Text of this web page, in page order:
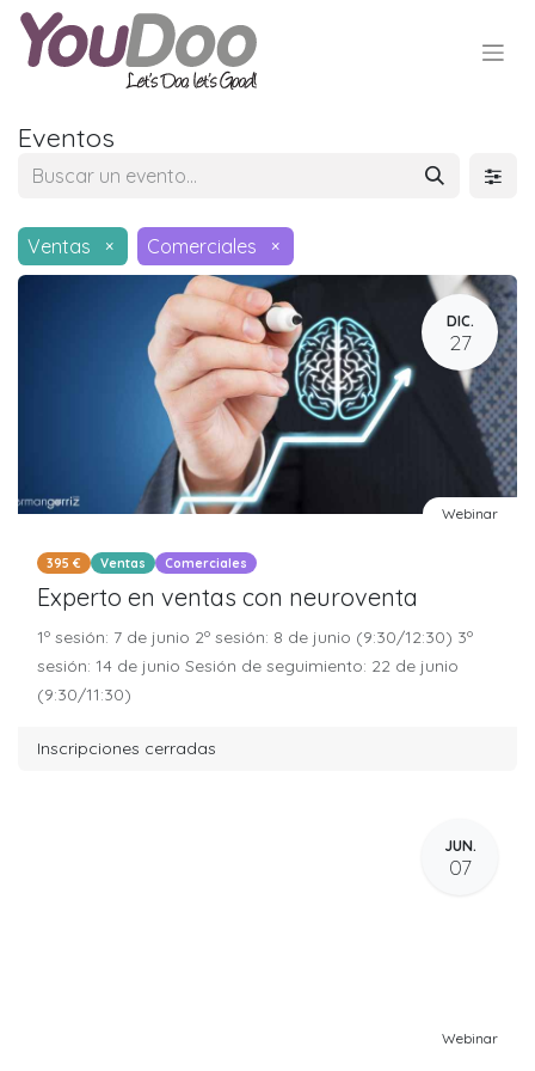
Eventos
Ventas × Comerciales ×
DIC.
27
Webinar
395 € Ventas Comerciales
Experto en ventas con neuroventa
1º sesión: 7 de junio 2º sesión: 8 de junio (9:30/12:30) 3º
sesión: 14 de junio Sesión de seguimiento: 22 de junio
(9:30/11:30)
Inscripciones cerradas
JUN.
07
Webinar